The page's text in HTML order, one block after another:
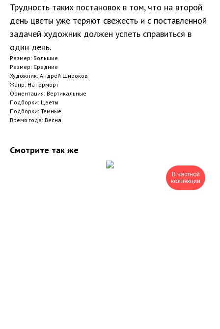
Трудность таких постановок в том, что на второй
день цветы уже теряют свежесть и с поставленной
задачей художник должен успеть справиться в
один день.
Размер: Большие
Размер: Средние
Художник: Андрей Широков
Жанр: Натюрморт
Ориентация: Вертикальные
Подборки: Цветы
Подборки: Темные
Время года: Весна
Смотрите так же
В частной
коллекции